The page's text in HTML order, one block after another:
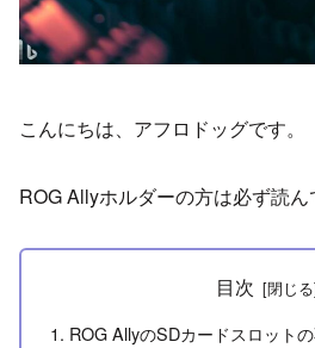
こんにちは、アフロドッグです。
ROG Allyホルダーの方は必ず読ん
目次
ROG AllyのSDカードスロット